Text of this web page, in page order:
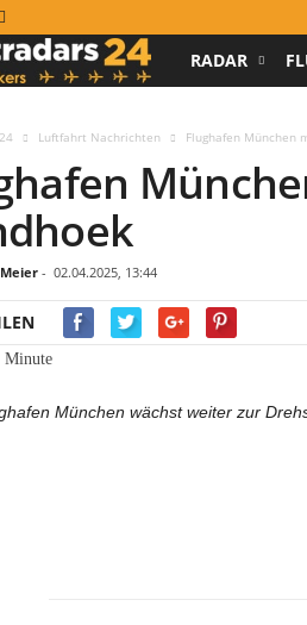
t
RADAR
Luftfahrt Nachrichten Flughafen München
- 02.04.2025, 13:44
Minute
München wächst weiter zur